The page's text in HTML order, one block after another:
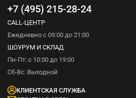
+7 (495) 215-28-24
CALL-ЦЕНТР
Ежедневно с 09:00 до 21:00
ШОУРУМ И СКЛАД
Пн-Пт: с 10:00 до 19:00
Сб-Вс: Выходной
КЛИЕНТСКАЯ СЛУЖБА